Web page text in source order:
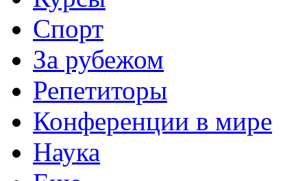
Спорт
За рубежом
Репетиторы
Конференции в мире
Наука